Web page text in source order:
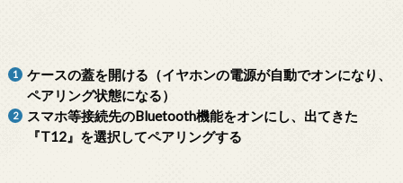
ケースの蓋を開ける（イヤホンの電源が自動でオンになり、
ペアリング状態になる）
スマホ等接続先のBluetooth機能をオンにし、出てきた
『T12』を選択してペアリングする